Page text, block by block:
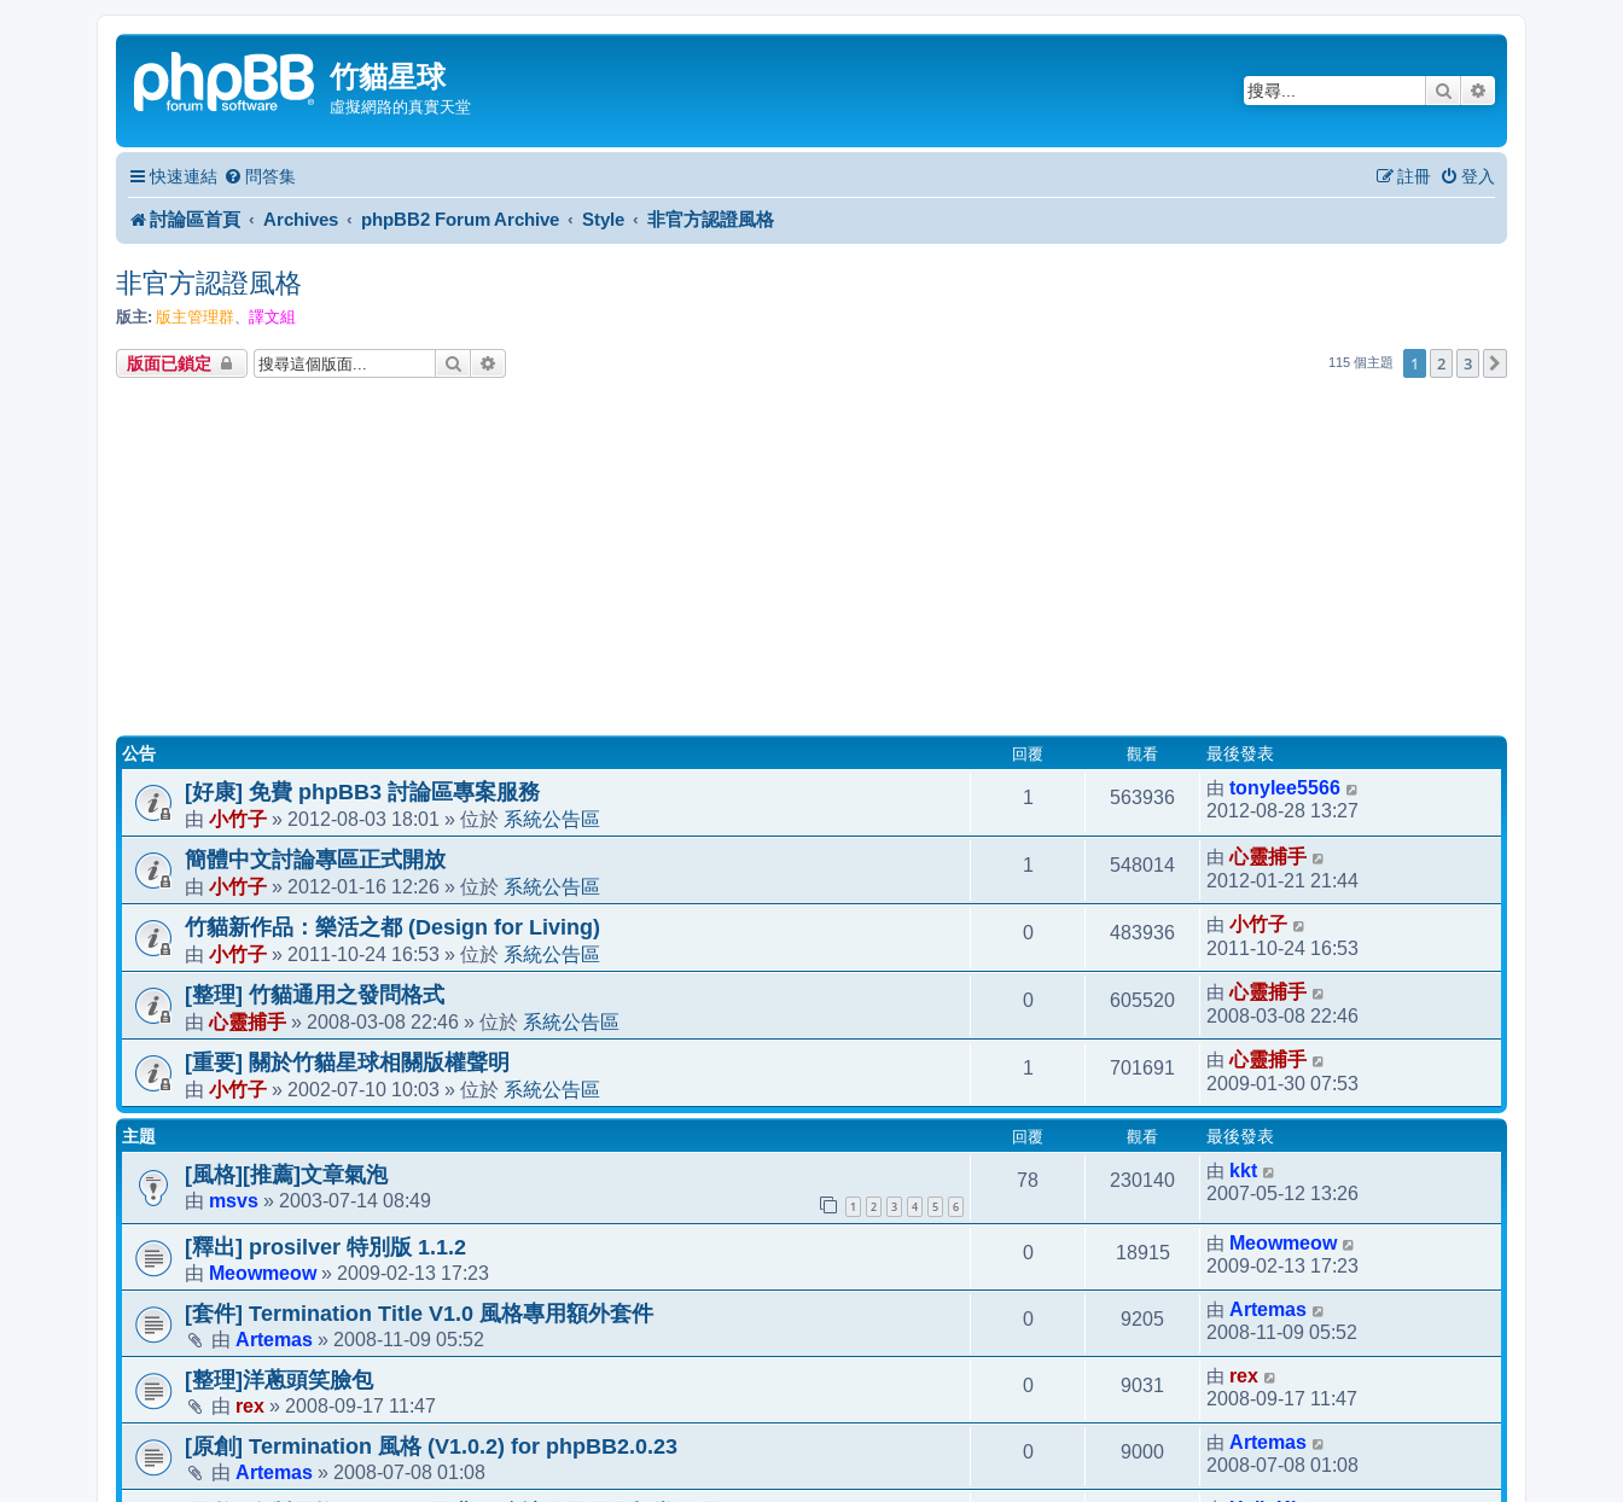
竹貓星球
虛擬網路的真實天堂
搜尋
快速連結 問答集 登入
註冊
討論區首頁 Archives phpBB2 Forum Archive Style 非官方認證風格
非官方認證風格
版主: 版主管理群 譯文組
版面已鎖定 搜尋 115 個主題 1 2 3
公告 回覆 觀看 最後發表
[好康] 免費 phpBB3 討論區專案服務
由 小竹子 » 2012-08-03 18:01 » 位於 系統公告區
1 563936 由 tonylee5566
2012-08-28 13:27
簡體中文討論專區正式開放
由 小竹子 » 2012-01-16 12:26 » 位於 系統公告區
1 548014 由心靈捕手
2012-01-21 21:44
竹貓新作品：樂活之都 (Design for Living)
由 小竹子 » 2011-10-24 16:53 » 位於 系統公告區
0 483936 由 小竹子
2011-10-24 16:53
[整理] 竹貓通用之發問格式
由心靈捕手 » 2008-03-08 22:46 » 位於 系統公告區
0 605520 由心靈捕手
2008-03-08 22:46
[重要] 關於竹貓星球相關版權聲明
由 小竹子 » 2002-07-10 10:03 » 位於 系統公告區
1 701691 由心靈捕手
2009-01-30 07:53
主題 回覆 觀看 最後發表
[風格][推薦]文章氣泡
由 msvs » 2003-07-14 08:49 1 2 3 4 5 6
78 230140 由 kkt
2007-05-12 13:26
[釋出] prosilver 特別版 1.1.2
由 Meowmeow» 2009-02-13 17:23
0 18915 由 Meowmeow
2009-02-13 17:23
[套件] Termination Title V1.0 風格專用額外套件
由 Artemas » 2008-11-09 05:52
0 9205 由 Artemas
2008-11-09 05:52
[整理]洋蔥頭笑臉包
由 rex » 2008-09-17 11:47
0 9031 由 rex
2008-09-17 11:47
[原創] Termination 風格 (V1.0.2) for phpBB2.0.23
由 Artemas » 2008-07-08 01:08
0 9000 由 Artemas
2008-07-08 01:08